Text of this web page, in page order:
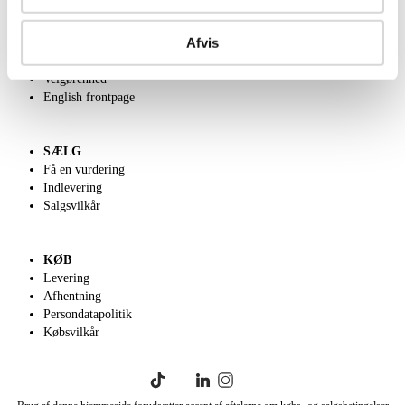
Afvis
OM OS
Kontakt os
Velgørenhed
English frontpage
SÆLG
Få en vurdering
Indlevering
Salgsvilkår
KØB
Levering
Afhentning
Persondatapolitik
Købsvilkår